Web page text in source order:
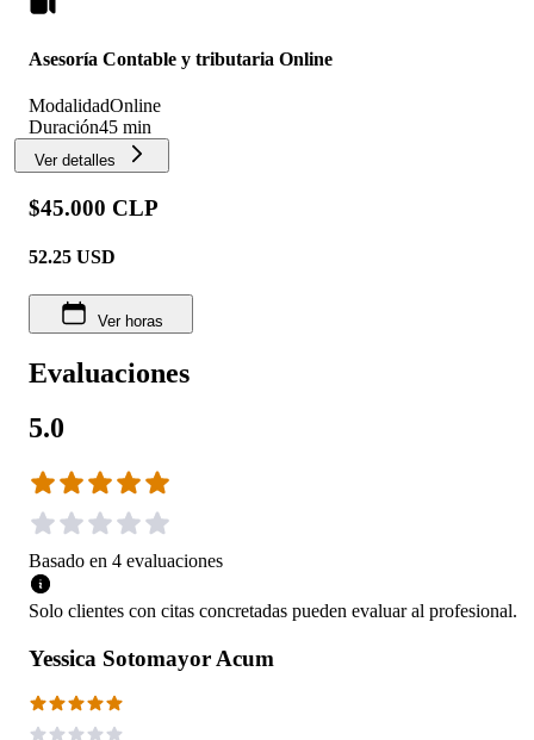
Asesoría Contable y tributaria Online
ModalidadOnline
Duración45 min
Ver detalles
$45.000 CLP
52.25 USD
Ver horas
Evaluaciones
5.0
Basado en 4 evaluaciones
Solo clientes con citas concretadas pueden evaluar al profesional.
Yessica Sotomayor Acum